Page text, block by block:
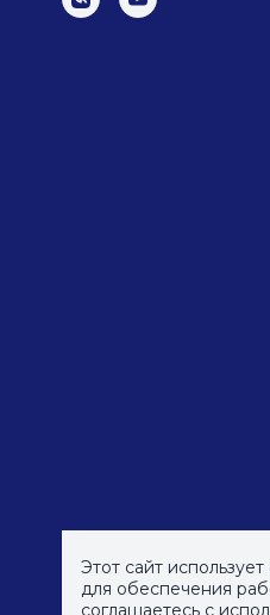
© СПб ГБУДПО
Этот сайт
для обеспечения
соглашаетесь с